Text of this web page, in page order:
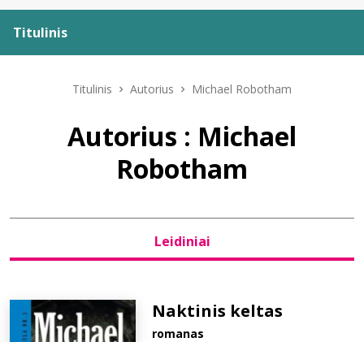
Titulinis
Naujienos
Bibliotekoms
D.U.K.
Titulinis Autorius Michael Robotham
Autorius : Michael
Robotham
Leidiniai
Naktinis keltas
romanas